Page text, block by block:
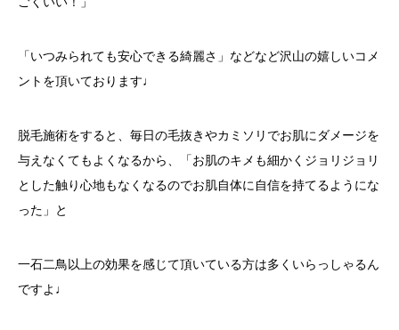
「いつみられても安心できる綺麗さ」などなど沢山の嬉しいコメ
ントを頂いております♩
脱毛施術をすると、毎日の毛抜きやカミソリでお肌にダメージを
与えなくてもよくなるから、「お肌のキメも細かくジョリジョリ
とした触り心地もなくなるのでお肌自体に自信を持てるようにな
った」と
一石二鳥以上の効果を感じて頂いている方は多くいらっしゃるん
ですよ♩